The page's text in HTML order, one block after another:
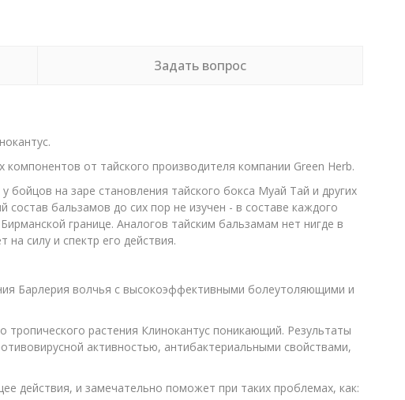
Задать вопрос
от тайского производителя компании Green Herb.
на заре становления тайского бокса Муай Тай и других
бальзамов до сих пор не изучен - в составе каждого
границе. Аналогов тайским бальзамам нет нигде в
силу и спектр его действия.
Барлерия волчья с высокоэффективными болеутоляющими и
растения Клинокантус поникающий. Результаты
активностью, антибактериальными свойствами,
действия, и замечательно поможет при таких проблемах, как: